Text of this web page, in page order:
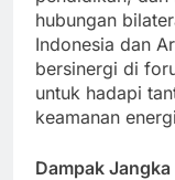
hubungan
Indonesia dan
bersinergi di
untuk hadapi
keamanan
Dampak Jangka